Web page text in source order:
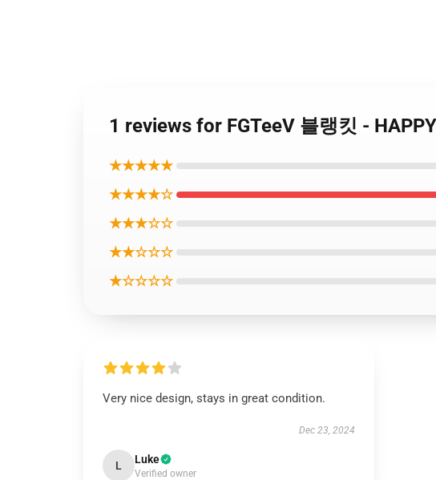
1 reviews for FGTeeV 블랭킷 -
★★★★★
★★★★☆
★★★☆☆
★★☆☆☆
★☆☆☆☆
Very nice design, stays in great condition.
Dec 23, 2024
L Luke
Verified owner